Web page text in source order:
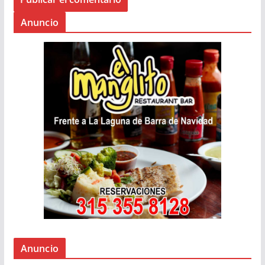
Anuncio
Anuncio